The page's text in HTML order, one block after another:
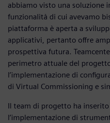
abbiamo visto una soluzione
funzionalità di cui avevamo
piattaforma è aperta a
applicativi, pertanto offre
prospettiva futura.
perimetro attuale del
l’implementazione di
di Virtual Commissioning e
Il team di progetto ha
l’implementazione di